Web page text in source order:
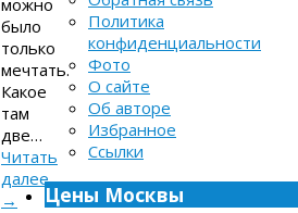
можно
было
только
мечтать.
Какое
там
две…
Читать
далее
→
Политика
конфиденциальности
Фото
О сайте
Об авторе
Избранное
Ссылки
Цены Москвы